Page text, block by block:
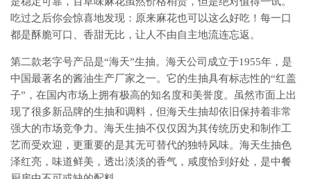
吃过之后你会惊喜地发现：原来麻花也可以这么好吃！每一口
都是酥脆可口、香甜无比，让人不由自主地流连忘返。
第二款老字号产品是“海天”生抽。海天公司成立于1955年，是
中国最著名的酱油生产厂家之一。它的生抽具有标志性的“红盖
子”，在国内市场上拥有极高的知名度和美誉度。虽然市面上出
现了很多新品牌的生抽和调料，但海天生抽却依旧保持着非常
强大的市场竞争力。海天生抽不仅仅因为其传统历史和制作工
艺而受欢迎，更重要的是其无可替代的独特风味。海天生抽色
泽红亮，味道鲜美，透出淡淡的香气，咸度恰到好处，是中餐